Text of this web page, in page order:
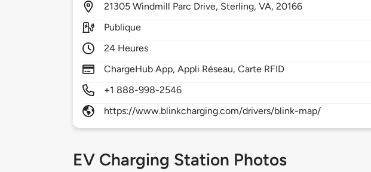
21305Windmill Parc Drive, Sterling,VA,20166
Publique
24 Heures
ChargeHub App, Appli Réseau, Carte RFID
+1 888-998-2546
https://www.blinkcharging.com/drivers/blink-map/
EV Charging Station Photos